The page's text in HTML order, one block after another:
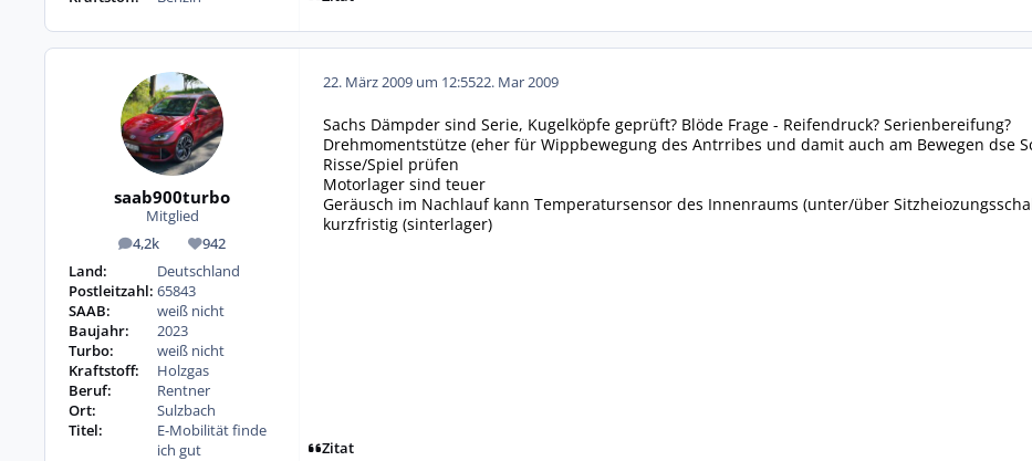
saab900turbo
Mitglied
4,2k
Beiträge 942
Reputation
Land:
Deutschland
Postleitzahl: 65843
SAAB:
weiß nicht
Baujahr:
2023
Turbo:
weiß nicht
Kraftstoff:
Holzgas
Beruf:
Rentner
Ort:
Sulzbach
Titel:
E-Mobilität finde
ich gut
22. März 2009 um 12:5522. Mar 2009
Sachs Dämpder sind Serie, Kugelköpfe geprüft? Blöde Frage - Reifendruck? Serienbereifung?
Drehmomentstütze (eher für Wippbewegung des Antrribes und damit auch am Bewegen dse
Risse/Spiel prüfen
Motorlager sind teuer
Geräusch im Nachlauf kann Temperatursensor des Innenraums (unter/über
kurzfristig (sinterlager)
Zitat